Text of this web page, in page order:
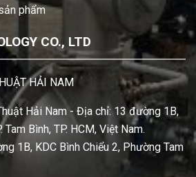
phẩm
CO., LTD
HẢI NAM
Hải Nam - Địa chỉ: 13 đường 1B,
Tam Bình, TP. HCM, Việt Nam.
1B, KDC Bình Chiểu 2, Phường Tam